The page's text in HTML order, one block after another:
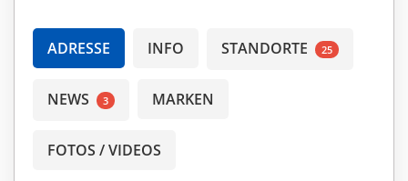
ADRESSE INFO STANDORTE 25
NEWS 3 MARKEN
FOTOS / VIDEOS